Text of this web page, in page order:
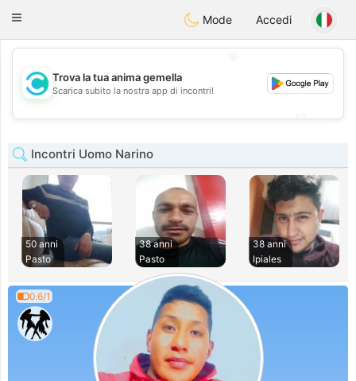
olombiaCitas
Toggle
Mode Accedi
💖
💕
Trova la tua anima gemella
Scarica subito la nostra app di incontri!
Incontri Uomo Narino
50 anni
Pasto
38 anni
Pasto
38 anni
Ipiales
0.6/1